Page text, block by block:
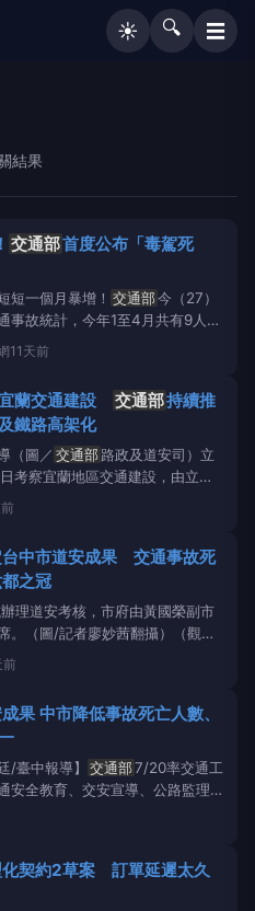
☀️ 🔍 ☰
結果
交通部首度公布「毒駕死
短一個月暴增！ 交通部今（27）
事故統計，今年1至4月共有9人因
新1至5月統計已攀升至17人，意
計，就多出8人死亡，累計人數幾
毒駕統
11天前
蘭交通建設 交通部持續推
鐵路高架化
（圖／ 交通部路政及道安司）立
考察宜蘭地區交通建設，由立法
陳俊宇委員及吳宗憲委員亦親自出
伍勝園政務次長率鐵道局楊正君局
副司長、路政及道安司魏瑜專門委
台中市道安成果 交通事故死
之冠
理道安考核，市府由黃國榮副市
。（圖/記者廖妙茜翻攝）（觀傳
者廖妙茜/台中報導】
、交通執法、交通安全教育、交
全實地
前
果 中市降低事故死亡人數、
/臺中報導】 交通部7/20率交通工
安全教育、交安宣導、公路監理及
到台中市進行114年度道路交通安
黃國榮表示，市府以「工程、教
故死亡人數較112年同期減少3
化契約2草案 訂單延遲太久